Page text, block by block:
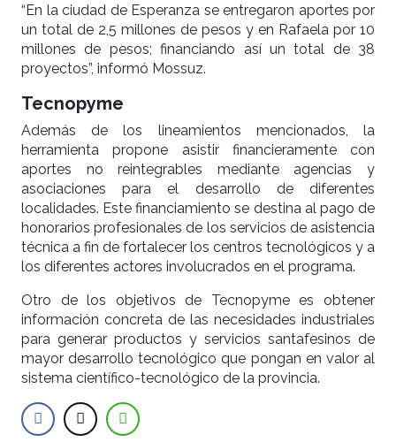
“En la ciudad de Esperanza se entregaron aportes por
un total de 2,5 millones de pesos y en Rafaela por 10
millones de pesos; financiando así un total de 38
proyectos”, informó Mossuz.
Tecnopyme
Además de los lineamientos mencionados, la
herramienta propone asistir financieramente con
aportes no reintegrables mediante agencias y
asociaciones para el desarrollo de diferentes
localidades. Este financiamiento se destina al pago de
honorarios profesionales de los servicios de asistencia
técnica a fin de fortalecer los centros tecnológicos y a
los diferentes actores involucrados en el programa.
Otro de los objetivos de Tecnopyme es obtener
información concreta de las necesidades industriales
para generar productos y servicios santafesinos de
mayor desarrollo tecnológico que pongan en valor al
sistema científico-tecnológico de la provincia.